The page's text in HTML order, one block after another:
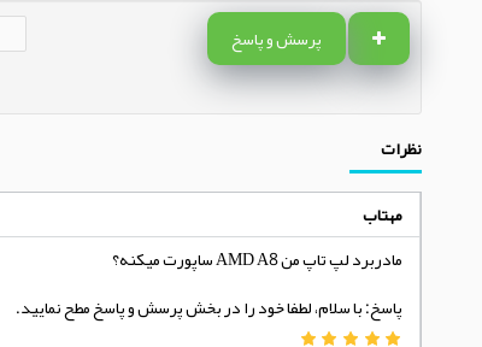
پرسش و پاسخ
نظرات
مهتاب
مادربرد لپ تاپ من AMD A8 ساپورت میکنه؟
پاسخ: با سلام، لطفا خود را در بخش پرسش و پاسخ مطح نمایید.